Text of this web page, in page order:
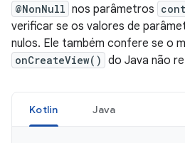
@NonNull nos parâmetros
verificar se os valores de
nulos. Ele também confere se o
onCreateView() do Java não
Kotlin Java